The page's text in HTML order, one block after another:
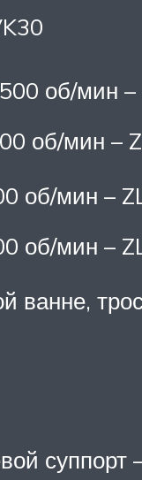
об/мин
об/мин –
об/мин –
об/мин –
ванне,
суппорт